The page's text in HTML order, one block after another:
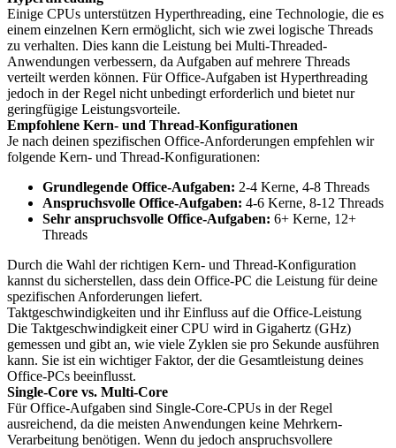
Einige CPUs unterstützen Hyperthreading, eine Technologie, die es
einem einzelnen Kern ermöglicht, sich wie zwei logische Threads
zu verhalten. Dies kann die Leistung bei Multi-Threaded-
Anwendungen verbessern, da Aufgaben auf mehrere Threads
verteilt werden können. Für Office-Aufgaben ist Hyperthreading
jedoch in der Regel nicht unbedingt erforderlich und bietet nur
geringfügige Leistungsvorteile.
Empfohlene Kern- und Thread-Konfigurationen
Je nach deinen spezifischen Office-Anforderungen empfehlen wir
folgende Kern- und Thread-Konfigurationen:
Grundlegende Office-Aufgaben: 2-4 Kerne, 4-8 Threads
Anspruchsvolle Office-Aufgaben: 4-6 Kerne, 8-12 Threads
Sehr anspruchsvolle Office-Aufgaben: 6+ Kerne, 12+
Threads
Durch die Wahl der richtigen Kern- und Thread-Konfiguration
kannst du sicherstellen, dass dein Office-PC die Leistung für deine
spezifischen Anforderungen liefert.
Taktgeschwindigkeiten und ihr Einfluss auf die Office-Leistung
Die Taktgeschwindigkeit einer CPU wird in Gigahertz (GHz)
gemessen und gibt an, wie viele Zyklen sie pro Sekunde ausführen
kann. Sie ist ein wichtiger Faktor, der die Gesamtleistung deines
Office-PCs beeinflusst.
Single-Core vs. Multi-Core
Für Office-Aufgaben sind Single-Core-CPUs in der Regel
ausreichend, da die meisten Anwendungen keine Mehrkern-
Verarbeitung benötigen. Wenn du jedoch anspruchsvollere